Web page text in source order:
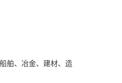
舶、冶金、建材、造